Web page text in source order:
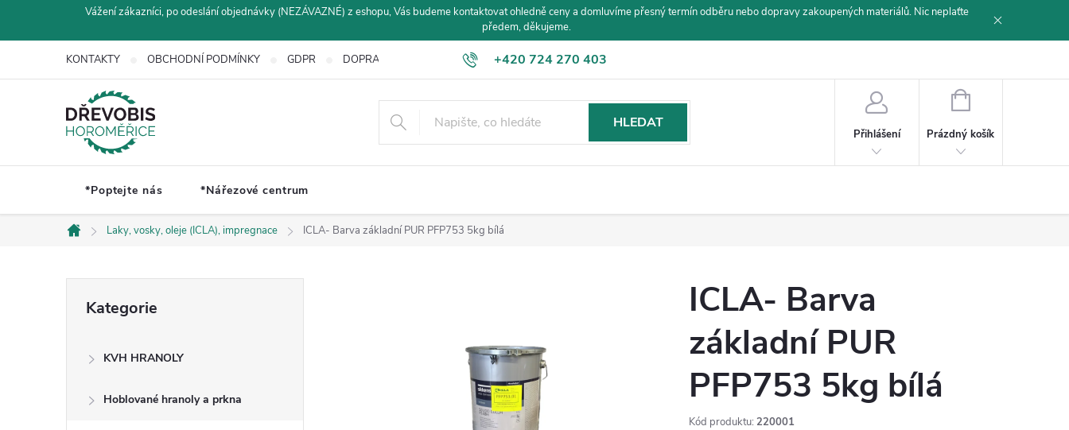
Vážení zákazníci, po odeslání objednávky (NEZÁVAZNÉ) z eshopu, Vás budeme kontaktovat ohledně ceny a domluvíme přesný termín odběru nebo dopravy zakoupených materiálů. Nic neplaťte
předem, děkujeme.
+420 724 270 403
KONTAKTY OBCHODNÍ PODMÍNKY GDPR DOPRAVA A PLATBA
HLEDAT
Přihlášení
NÁKUPNÍ
Prázdný košík
*Poptejte nás *Nářezové centrum
Domů
Laky, vosky, oleje (ICLA), impregnace ICLA- Barva základní PUR PFP753 5kg bílá
kategorie
Kategorie
KVH HRANOLY
Hoblované hranoly a prkna
ICLA- Barva
základní PUR
PFP753 5kg bílá
Kód produktu: 220001